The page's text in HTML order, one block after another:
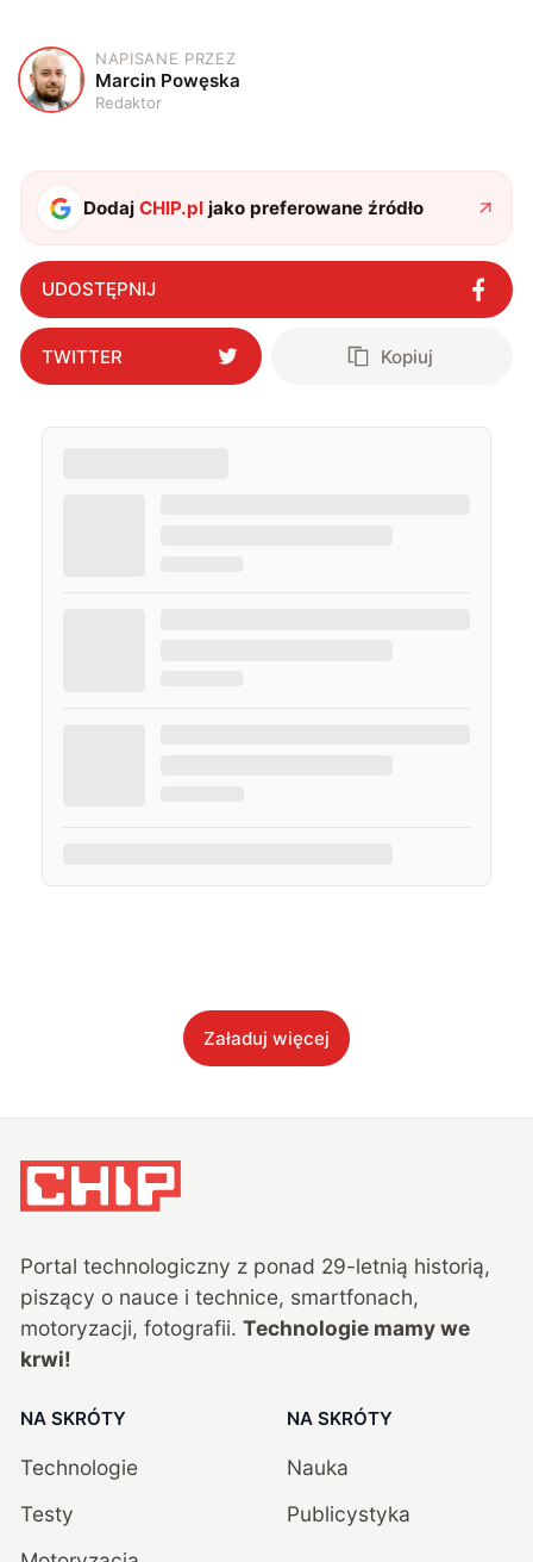
M
NAPISANE PRZEZ
Marcin Powęska
Redaktor
DodajCHIP.pl jako preferowane źródło
UDOSTĘPNIJ
TWITTER Kopiuj
Załaduj więcej
Portal technologiczny z ponad 29-letnią historią,
piszący o nauce i technice, smartfonach,
motoryzacji, fotografii. Technologie mamy we
krwi!
NA SKRÓTY
Technologie
Testy
NA SKRÓTY
Nauka
Publicystyka